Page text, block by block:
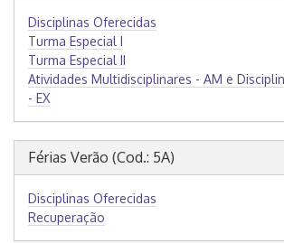
Disciplinas Oferecidas
Turma Especial I
Turma Especial II
Atividades Multidisciplinares - AM e
- EX
Férias Verão (Cod.: 5A)
Disciplinas Oferecidas
Recuperação